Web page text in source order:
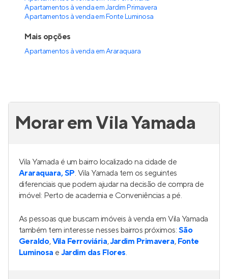
Apartamentos à venda em Jardim Primavera
Apartamentos à venda em Fonte Luminosa
Mais opções
Apartamentos à venda emAraraquara
Morar em Vila Yamada
Vila Yamada é um bairro localizado na cidade de
Araraquara, SP. Vila Yamada tem os seguintes
diferenciais que podem ajudar na decisão de compra de
imóvel: Perto de academia e Conveniências a pé.
As pessoas que buscam imóveis à venda em Vila Yamada
também tem interesse nesses bairros próximos: São
Geraldo,Vila Ferroviária,Jardim Primavera, Fonte
Luminosa eJardim das Flores.